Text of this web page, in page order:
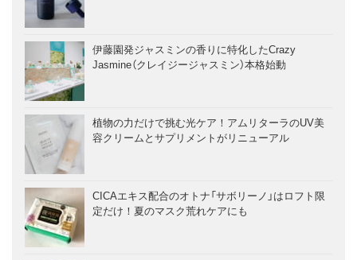
伊藤園発ジャスミンの香りに特化したCrazy
Jasmine（クレイジージャスミン）本格始動
植物の力だけで挑む光ケア！アムリターラのUV美
容クリームとサプリメントがリニューアル
CICAエキス配合のオトナ「サボリーノ」はロフト限
定だけ！夏のマスク荒れケアにも